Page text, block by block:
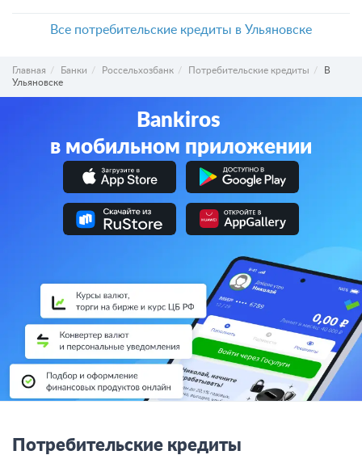
Все потребительские кредиты в Ульяновске
Главная Банки Россельхозбанк Потребительские кредиты
В
Ульяновске
Bankiros
в мобильном приложении
Потребительские кредиты